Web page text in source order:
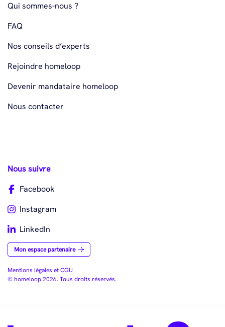
Qui sommes-nous ?
FAQ
Nos conseils d’experts
Rejoindre homeloop
Devenir mandataire homeloop
Nous contacter
Nous suivre
Facebook
Instagram
LinkedIn
Mon espace partenaire
Mentions légales et CGU
© homeloop 2026. Tous droits réservés.